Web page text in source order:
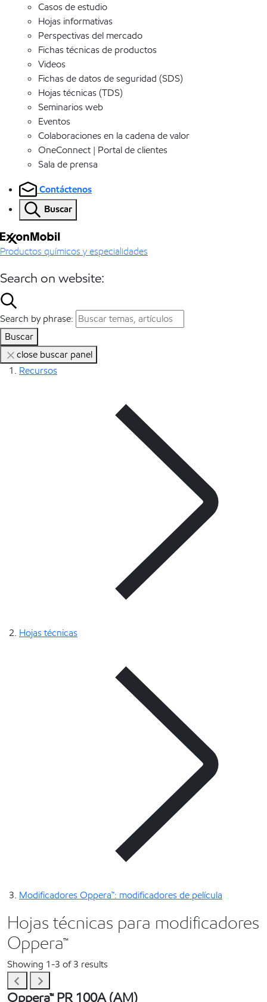
Casos de estudio
Hojas informativas
Perspectivas del mercado
Fichas técnicas de productos
Videos
Fichas de datos de seguridad (SDS)
Hojas técnicas (TDS)
Seminarios web
Eventos
Colaboraciones en la cadena de valor
OneConnect | Portal de clientes
Sala de prensa
Contáctenos
Buscar
Productos químicos y especialidades
Search on website:
Search by phrase:
Buscar
close buscar panel
Recursos
Hojas técnicas
Modificadores Oppera™: modificadores de película
Hojas técnicas para modificadores
Oppera™
Showing 1-3 of 3 results
Oppera™ PR 100A (AM)